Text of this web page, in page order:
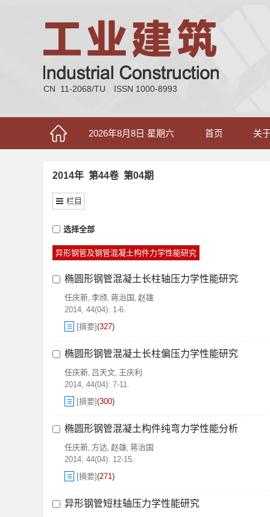
CN 11-2068/TU ISSN 1000-8993
2026年8月8日 星期六 首页 关
2014年 第44卷 第04期
栏目
选择全部
异形钢管及钢管混凝土构件力学性能研究
椭圆形钢管混凝土长柱轴压力学性能研究
任庆新, 李颀, 蒋治国 , 赵雄
2014, 44(04): 1-6.
[摘要](327)
椭圆形钢管混凝土长柱偏压力学性能研究
任庆新, 吕天文, 王庆利
2014, 44(04): 7-11.
[摘要](300)
椭圆形钢管混凝土构件纯弯力学性能分析
任庆新, 方达, 赵雄, 蒋治国
2014, 44(04): 12-15.
[摘要](271)
异形钢管短柱轴压力学性能研究